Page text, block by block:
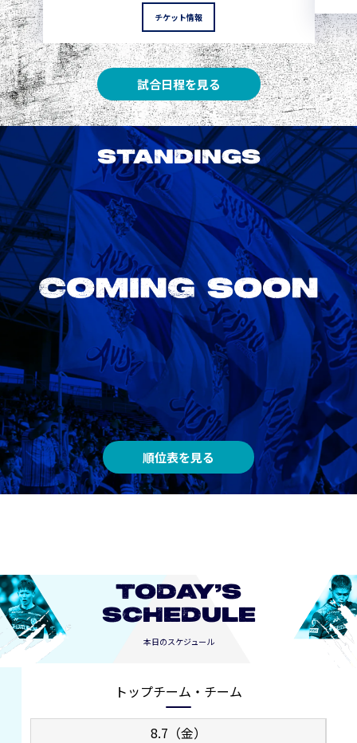
チケット情報
試合日程を見る
STANDINGS
順位表を見る
TODAY’S
SCHEDULE
本日のスケジュール
トップチーム・チーム
8.7（金）